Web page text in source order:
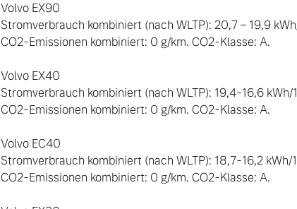
Volvo EX90
Stromverbrauch kombiniert (nach WLTP): 20,7 – 19,9
CO2-Emissionen kombiniert: 0 g/km. CO2-Klasse: A.
Volvo EX40
Stromverbrauch kombiniert (nach WLTP): 19,4-16,6 kWh/
CO2-Emissionen kombiniert: 0 g/km. CO2-Klasse: A.
Volvo EC40
Stromverbrauch kombiniert (nach WLTP): 18,7-16,2 kWh/
CO2-Emissionen kombiniert: 0 g/km. CO2-Klasse: A.